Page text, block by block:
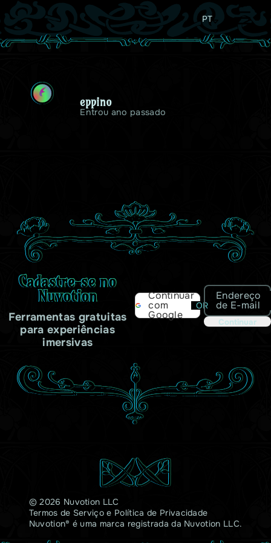
PT
E
eppino
Entrou ano passado
Cadastre-se no
Nuvotion
Ferramentas gratuitas
para experiências
imersivas
Continuar
com
Google
OR
Endereço
de E-mail
Continuar
© 2026 Nuvotion LLC
Termos de Serviço e Política de Privacidade
Nuvotion® é uma marca registrada da Nuvotion LLC.